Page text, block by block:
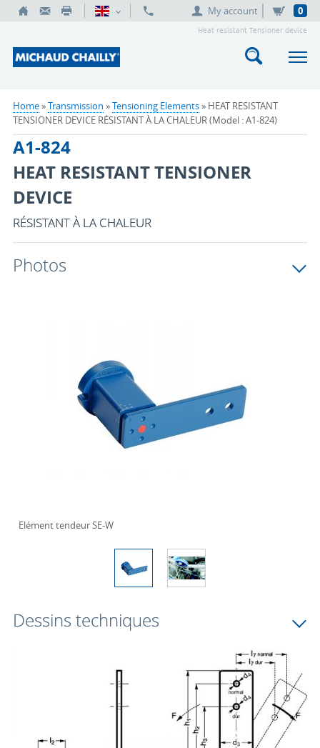
My account 0
Heat resistant Tensioner device
Home»Transmission »Tensioning Elements» HEAT RESISTANT
TENSIONER DEVICE RÉSISTANT À LA CHALEUR (Model : A1-824)
A1-824
HEAT RESISTANT TENSIONER
DEVICE
RÉSISTANT À LA CHALEUR
Photos
Elément tendeur SE-W
Dessins techniques